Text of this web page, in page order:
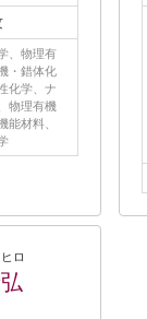
、物理有
・錯体化
化学、ナ
物理有機
能材料、
ロ